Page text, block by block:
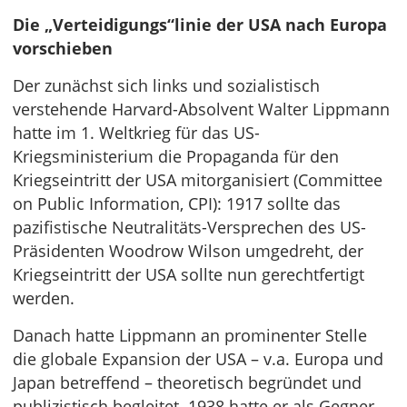
Die „Verteidigungs“linie der USA nach Europa
vorschieben
Der zunächst sich links und sozialistisch
verstehende Harvard-Absolvent Walter Lippmann
hatte im 1. Weltkrieg für das US-
Kriegsministerium die Propaganda für den
Kriegseintritt der USA mitorganisiert (Committee
on Public Information, CPI): 1917 sollte das
pazifistische Neutralitäts-Versprechen des US-
Präsidenten Woodrow Wilson umgedreht, der
Kriegseintritt der USA sollte nun gerechtfertigt
werden.
Danach hatte Lippmann an prominenter Stelle
die globale Expansion der USA – v.a. Europa und
Japan betreffend – theoretisch begründet und